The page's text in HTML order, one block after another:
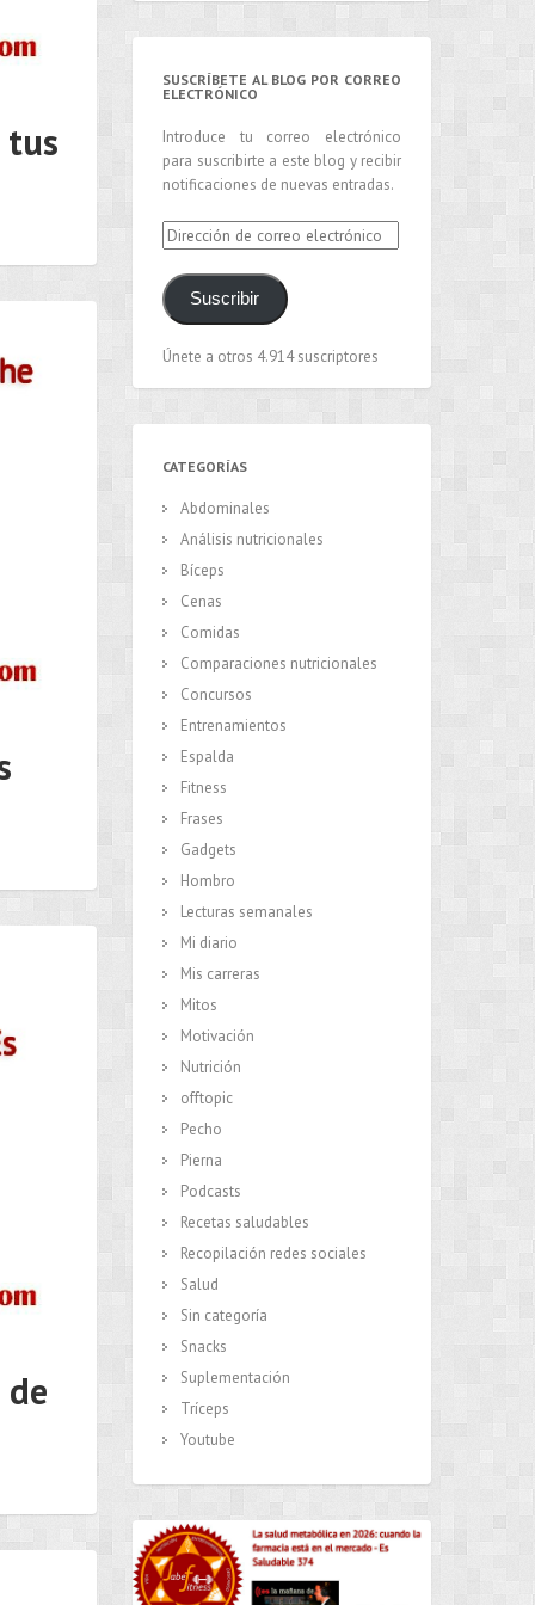
tus
SUSCRÍBETE AL BLOG POR CORREO
ELECTRÓNICO
Introduce tu correo electrónico
para suscribirte a este blog y recibir
notificaciones de nuevas entradas.
Dirección
de
correo
electrónico
Suscribir
Únete a otros 4.914 suscriptores
CATEGORÍAS
Abdominales
Análisis nutricionales
Bíceps
Cenas
Comidas
Comparaciones nutricionales
Concursos
Entrenamientos
Espalda
Fitness
Frases
Gadgets
Hombro
Lecturas semanales
Mi diario
Mis carreras
Mitos
Motivación
Nutrición
offtopic
Pecho
Pierna
Podcasts
Recetas saludables
Recopilación redes sociales
Salud
Sin categoría
Snacks
Suplementación
Tríceps
Youtube